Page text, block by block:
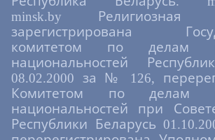
minsk.by Религиозная
зарегистрирована
комитетом по делам
национальностей
08.02.2000 за № 126,
Комитетом по делам
национальностей при
Республики Беларусь